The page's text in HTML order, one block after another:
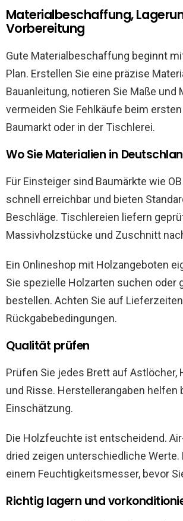
Materialbeschaffung,
Vorbereitung
Gute Materialbeschaffung beginnt
Plan. Erstellen Sie eine präzise
Bauanleitung, notieren Sie Maße und
vermeiden Sie Fehlkäufe beim
Baumarkt oder in der Tischlerei.
Wo Sie Materialien in
Für Einsteiger sind Baumärkte wie
schnell erreichbar und bieten
Beschläge. Tischlereien liefern
Massivholzstücke und Zuschnitt
Ein Onlineshop mit Holzangeboten
Sie spezielle Holzarten suchen oder
bestellen. Achten Sie auf
Rückgabebedingungen.
Qualität prüfen
Prüfen Sie jedes Brett auf Astlöcher,
und Risse. Herstellerangaben helfen
Einschätzung.
Die Holzfeuchte ist entscheidend.
dried zeigen unterschiedliche
einem Feuchtigkeitsmesser, bevor
Richtig lagern und